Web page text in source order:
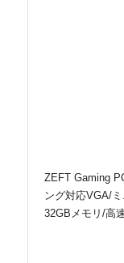
ZEFT Gaming
ング対応VGA/
32GBメモリ/高